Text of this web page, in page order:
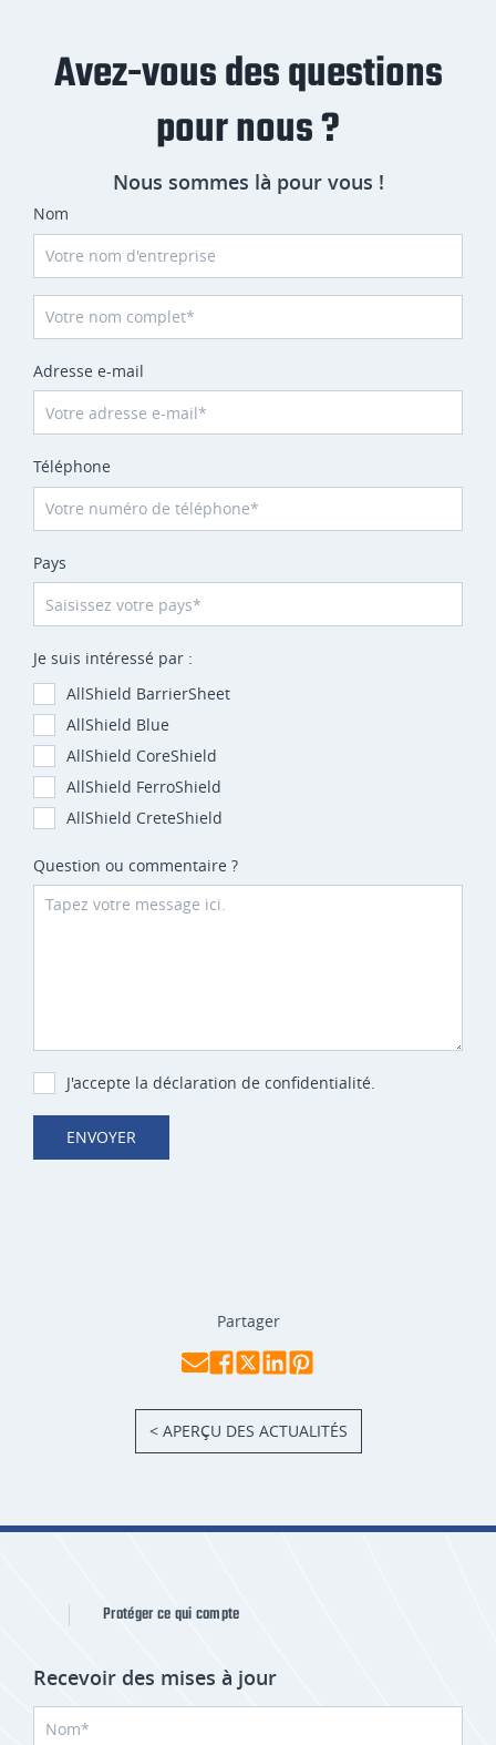
Avez-vous des questions
pour nous ?
Nous sommes là pour vous !
Nom
Adresse e-mail
Téléphone
Pays
Je suis intéressé par :
AllShield BarrierSheet
AllShield Blue
AllShield CoreShield
AllShield FerroShield
AllShield CreteShield
Question ou commentaire ?
J'accepte la déclaration de confidentialité.
ENVOYER
Partager
< APERÇU DES ACTUALITÉS
Protéger ce qui compte
Recevoir des mises à jour